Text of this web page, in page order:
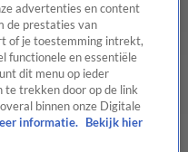
advertenties en content
de prestaties van
of je toestemming intrekt,
functionele en essentiële
dit menu op ieder
te trekken door op de link
binnen onze Digitale
informatie.
Bekijk hier